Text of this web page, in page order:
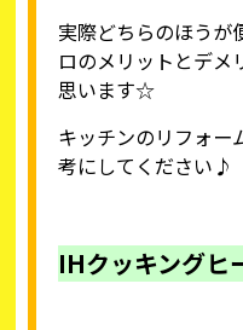
実際どちらのほうが
ロのメリットとデメ
思います☆
キッチンのリフォー
考にしてください♪
IHクッキング